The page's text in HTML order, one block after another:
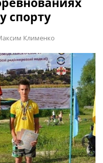
спорту
Клименко